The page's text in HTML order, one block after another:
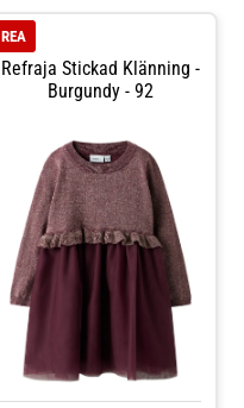
Refraja Stickad Klänning -
Burgundy - 92
REA